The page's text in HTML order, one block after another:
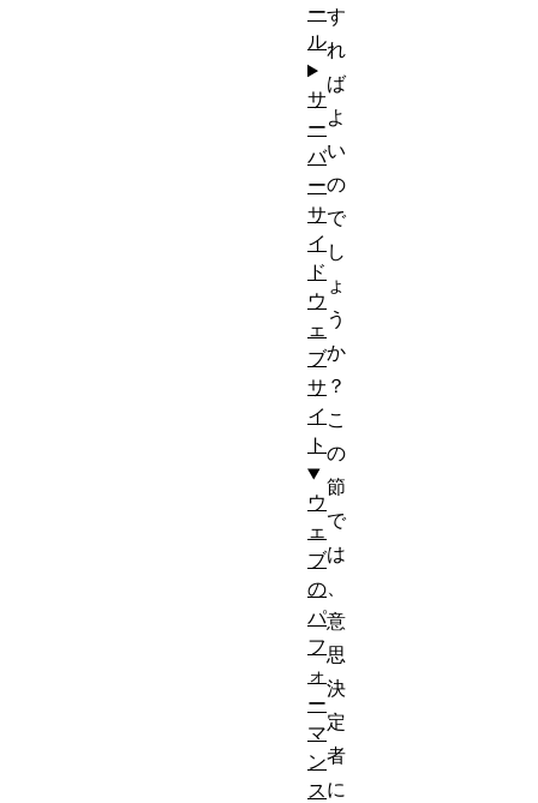
す
れ
ば
よ
い
の
で
し
ょ
う
か
？
こ
の
節
で
は
意
思
決
定
者
に
ー
ル
サ
ー
バ
ー
サ
イ
ド
ウ
ェ
ブ
サ
イ
ト
ウ
ェ
ブ
の
パ
フ
ォ
ー
マ
ン
ス